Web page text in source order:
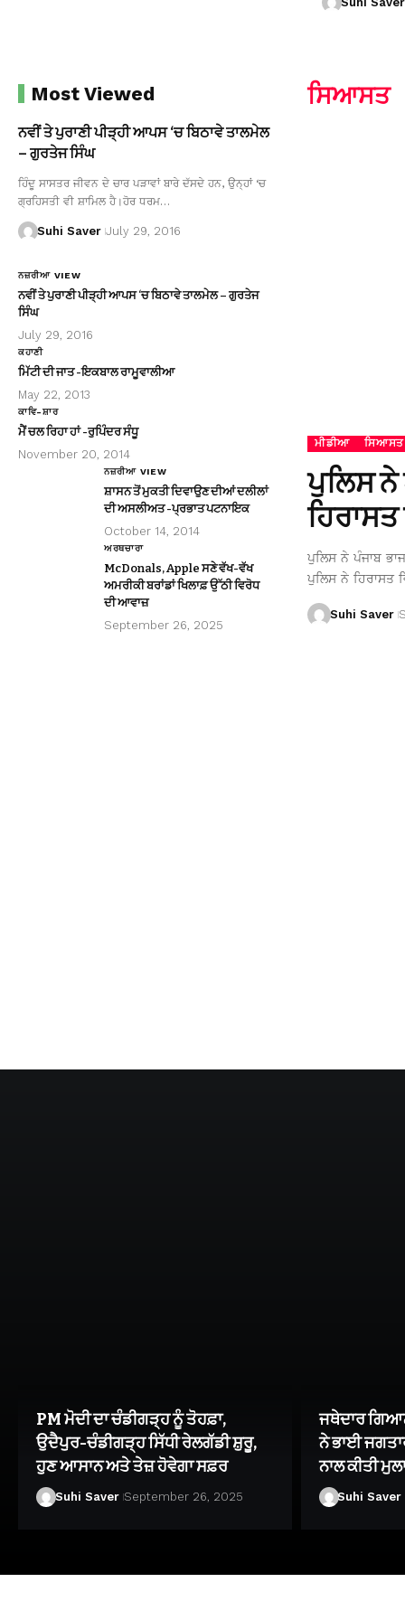
Most Viewed
ਨਵੀਂ ਤੇ ਪੁਰਾਣੀ ਪੀੜ੍ਹੀ ਆਪਸ ‘ਚ ਬਿਠਾਵੇ ਤਾਲਮੇਲ
– ਗੁਰਤੇਜ ਸਿੰਘ
ਹਿੰਦੂ ਸਾਸਤਰ ਜੀਵਨ ਦੇ ਚਾਰ ਪੜਾਵਾਂ ਬਾਰੇ ਦੱਸਦੇ ਹਨ, ਉਨ੍ਹਾਂ ‘ਚ
ਗ੍ਰਹਿਸਤੀ ਵੀ ਸ਼ਾਮਿਲ ਹੈ।ਹੋਰ ਧਰਮ…
Suhi Saver July 29, 2016
ਨਜ਼ਰੀਆ VIEW
ਨਵੀਂ ਤੇ ਪੁਰਾਣੀ ਪੀੜ੍ਹੀ ਆਪਸ ‘ਚ ਬਿਠਾਵੇ ਤਾਲਮੇਲ – ਗੁਰਤੇਜ
ਸਿੰਘ
July 29, 2016
ਕਹਾਣੀ
ਮਿੱਟੀ ਦੀ ਜਾਤ -ਇਕਬਾਲ ਰਾਮੂਵਾਲੀਆ
May 22, 2013
ਕਾਵਿ-ਸ਼ਾਰ
ਮੈਂ ਚਲ ਰਿਹਾ ਹਾਂ -ਰੁਪਿੰਦਰ ਸੰਧੂ
November 20, 2014
ਨਜ਼ਰੀਆ VIEW
ਸ਼ਾਸਨ ਤੋਂ ਮੁਕਤੀ ਦਿਵਾਉਣ ਦੀਆਂ ਦਲੀਲਾਂ
ਦੀ ਅਸਲੀਅਤ -ਪ੍ਰਭਾਤ ਪਟਨਾਇਕ
October 14, 2014
ਅਰਥਚਾਰਾ
McDonals, Apple ਸਣੇ ਵੱਖ-ਵੱਖ
ਅਮਰੀਕੀ ਬਰਾਂਡਾਂ ਖਿਲਾਫ਼ ਉੱਠੀ ਵਿਰੋਧ
ਦੀ ਆਵਾਜ਼
September 26, 2025
ਸਿਆਸਤ
ਮੀਡੀਆ ਸਿਆਸਤ
ਪੁਲਿਸ ਨੇ
ਪੁਲਿਸ ਨੇ ਪੰਜਾਬ
ਪੁਲਿਸ ਨੇ
Suhi Saver
PM ਮੋਦੀ ਦਾ ਚੰਡੀਗੜ੍ਹ ਨੂੰ ਤੋਹਫ਼ਾ,
ਉਦੈਪੁਰ-ਚੰਡੀਗੜ੍ਹ ਸਿੱਧੀ ਰੇਲਗੱਡੀ ਸ਼ੁਰੂ,
ਹੁਣ ਆਸਾਨ ਅਤੇ ਤੇਜ਼ ਹੋਵੇਗਾ ਸਫ਼ਰ
Suhi Saver September 26, 2025
ਜਥੇਦਾਰ
ਨੇ ਭਾਈ
ਨਾਲ ਕੀਤੀ
Suhi Saver